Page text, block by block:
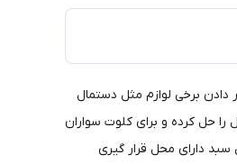
دادن برخی لوازم مثل دستمال
حل کرده و برای کلوت سواران
دارای محل قرار گیری